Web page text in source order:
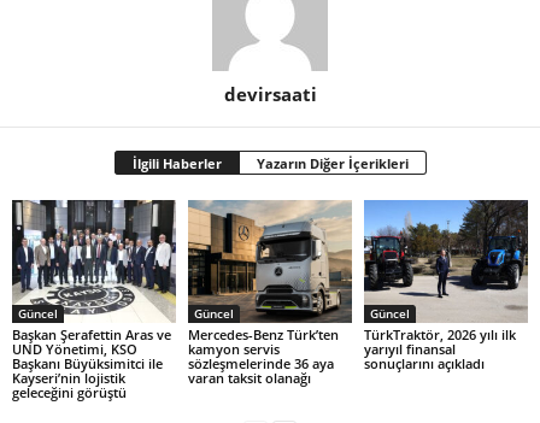
devirsaati
İlgili Haberler Yazarın Diğer İçerikleri
Güncel
Başkan Şerafettin Aras ve
UND Yönetimi, KSO
Başkanı Büyüksimitci ile
Kayseri’nin lojistik
geleceğini görüştü
Güncel
Mercedes-Benz Türk’ten
kamyon servis
sözleşmelerinde 36 aya
varan taksit olanağı
Güncel
TürkTraktör, 2026 yılı ilk
yarıyıl finansal
sonuçlarını açıkladı